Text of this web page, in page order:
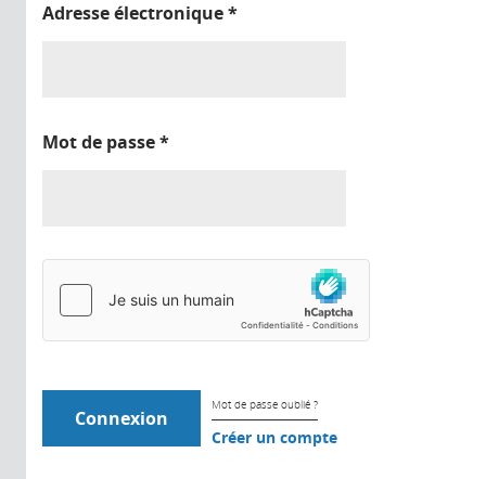
Adresse électronique*
Mot de passe*
Mot de passe oublié ?
Créer un compte